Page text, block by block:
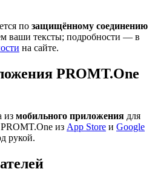
по защищённому соединению
ваши тексты; подробности — в
на сайте.
PROMT.One
из мобильного приложения для
из App Store и Google
рукой.